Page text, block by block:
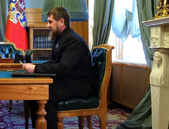
Сиси 5
Инасио Лулой
10